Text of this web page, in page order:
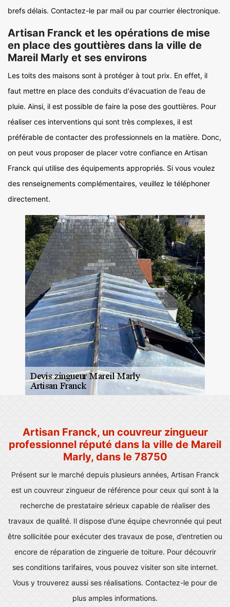
brefs délais. Contactez-le par mail ou par courrier électronique.
Artisan Franck et les opérations de mise
en place des gouttières dans la ville de
Mareil Marly et ses environs
Les toits des maisons sont à protéger à tout prix. En effet, il
faut mettre en place des conduits d'évacuation de l'eau de
pluie. Ainsi, il est possible de faire la pose des gouttières. Pour
réaliser ces interventions qui sont très complexes, il est
préférable de contacter des professionnels en la matière. Donc,
on peut vous proposer de placer votre confiance en Artisan
Franck qui utilise des équipements appropriés. Si vous voulez
des renseignements complémentaires, veuillez le téléphoner
directement.
Artisan Franck, un couvreur zingueur
professionnel réputé dans la ville de Mareil
Marly, dans le 78750
Présent sur le marché depuis plusieurs années, Artisan Franck
est un couvreur zingueur de référence pour ceux qui sont à la
recherche de prestataire sérieux capable de réaliser des
travaux de qualité. Il dispose d’une équipe chevronnée qui peut
être sollicitée pour exécuter des travaux de pose, d’entretien ou
encore de réparation de zinguerie de toiture. Pour découvrir
ses conditions tarifaires, vous pouvez visiter son site internet.
Vous y trouverez aussi ses réalisations. Contactez-le pour de
plus amples informations.